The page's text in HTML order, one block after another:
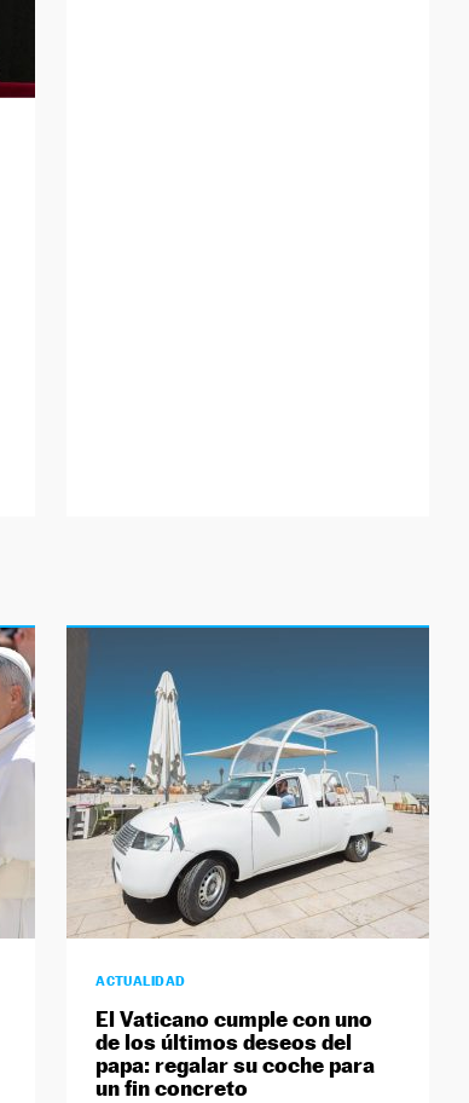
ACTUALIDAD
El Vaticano cumple con uno
de los últimos deseos del
papa: regalar su coche para
un fin concreto